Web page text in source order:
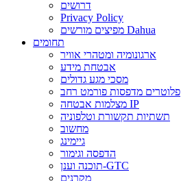
דרושים
Privacy Policy
מפיצים מורשים Dahua
תחומים
ארגונומיה ומטהרי אוויר
אבטחת מידע
מסכי מגע גדולים
פלוטרים מדפסות פורמט רחב
מצלמות אבטחה IP
תשתיות תקשורת וטלפוניה
מחשוב
גיימינג
הדפסה וגימור
תוכנה וענן-GTC
מקרנים